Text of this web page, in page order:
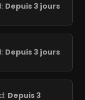
Depuis 3 jours
Depuis 3 jours
Depuis 3